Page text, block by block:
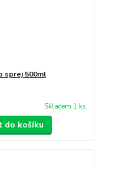
sprej 500ml
Skladem 1 ks
do košíku